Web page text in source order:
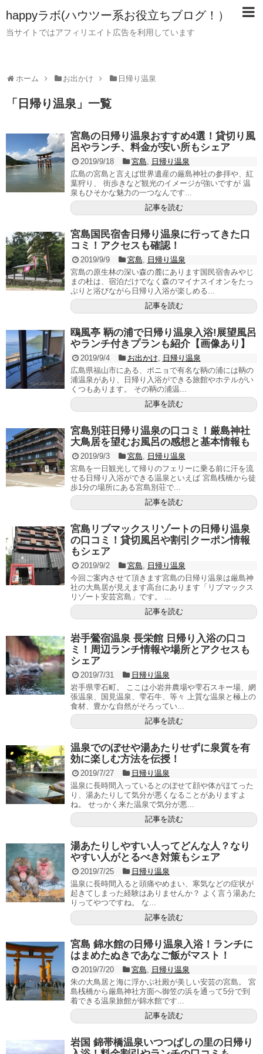
happyラボ(ハウツー系お役立ちブログ！）
当サイトではアフィリエイト広告を利用しています
ホーム お出かけ 日帰り温泉
「 日帰り温泉 」 一覧
宮島の日帰り温泉おすすめ4選！貸切り風
呂やランチ、料金が安い所もシェア
2019/9/18 宮島, 日帰り温泉
広島の宮島と言えば世界遺産の厳島神社の参拝や、紅
葉狩り、 街歩きなど観光のイメージが強いですが 温
泉もひそかな魅力の一つなんです...
記事を読む
宮島国民宿舎日帰り温泉に行ってきた口
コミ！アクセスも確認！
2019/9/9 宮島, 日帰り温泉
宮島の原生林の深い森の麓にあります国民宿舎みやじ
まの杜は、宿泊だけでなく森のマイナスイオンをたっ
ぷりと浴びながら日帰り入浴が楽しめる...
記事を読む
鴎風亭 鞆の浦で日帰り温泉入浴!展望風呂
やランチ付きプランも紹介【画像あり】
2019/9/4 お出かけ, 日帰り温泉
広島県福山市にある、ポニョで有名な鞆の浦には鞆の
浦温泉があり、日帰り入浴ができる旅館やホテルがい
くつもあります。 その鞆の浦温...
記事を読む
宮島別荘日帰り温泉の口コミ！厳島神社
大鳥居を望むお風呂の感想と基本情報も
2019/9/3 宮島, 日帰り温泉
宮島を一日観光して帰りのフェリーに乗る前に汗を流
せる日帰り入浴ができる温泉といえば 宮島桟橋から徒
歩1分の場所にある宮島別荘で...
記事を読む
宮島リブマックスリゾートの日帰り温泉
の口コミ！貸切風呂や割引クーポン情報
もシェア
2019/9/2 宮島, 日帰り温泉
今回ご案内させて頂きます宮島の日帰り温泉は厳島神
社の大鳥居が見えます高台にあります「リブマックス
リゾート安芸宮島」です。 ...
記事を読む
岩手鶯宿温泉 長栄館 日帰り入浴の口コ
ミ！周辺ランチ情報や場所とアクセスも
シェア
2019/7/31
日帰り温泉
岩手県雫石町。 ここは小岩井農場や雫石スキー場、網
張温泉、国見温泉、雫石牛、等々 上質な温泉と極上の
食材、豊かな自然がそろってい...
記事を読む
温泉でのぼせや湯あたりせずに泉質を有
効に楽しむ方法を伝授！
2019/7/27
日帰り温泉
温泉に長時間入っているとのぼせて顔や体がほてった
り、湯あたりして気分が悪くなることがありますよ
ね。 せっかく来た温泉で気分が悪...
記事を読む
湯あたりしやすい人ってどんな人？なり
やすい人がとるべき対策もシェア
2019/7/25
日帰り温泉
温泉に長時間入ると頭痛やめまい、寒気などの症状が
起きてしまった経験はありませんか？ よく言う湯あた
りってやつですね。 な...
記事を読む
宮島 錦水館の日帰り温泉入浴！ランチに
はまめたぬきであなご飯がマスト！
2019/7/20 宮島, 日帰り温泉
朱の大鳥居と海に浮かぶ社殿が美しい安芸の宮島。 宮
島桟橋から厳島神社方面へ御笠の浜を通って5分で到
着できる温泉旅館が錦水館です...
記事を読む
岩国 錦帯橋温泉いつつばしの里の日帰り